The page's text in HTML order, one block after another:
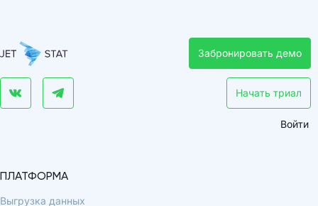
Забронировать демо
Начать триал
Войти
ПЛАТФОРМА
Выгрузка данных